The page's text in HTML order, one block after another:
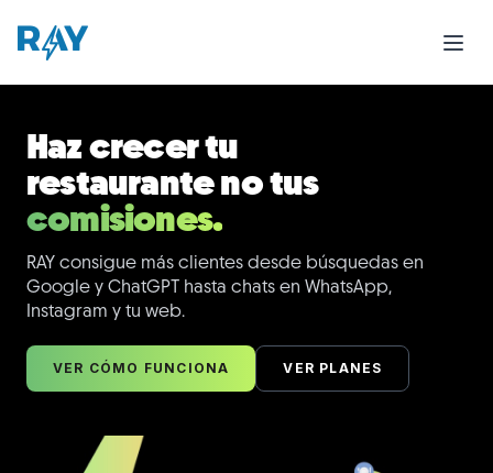
Haz crecer tu
restaurante no tus
comisiones.
RAY consigue más clientes desde búsquedas en
Google y ChatGPT hasta chats en WhatsApp,
Instagram y tu web.
VER CÓMO FUNCIONA VER PLANES